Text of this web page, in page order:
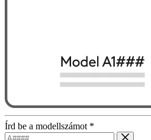
Írd be a modellszámot *